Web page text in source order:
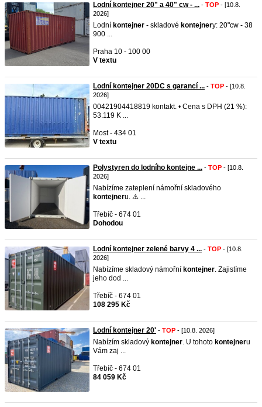
Lodní kontejner 20" a 40" cw - ... - TOP - [10.8.
2026]
Lodní kontejner - skladové kontejnery: 20"cw - 38
900 ...
Praha 10 - 100 00
V textu
Lodní kontejner 20DC s garancí ... - TOP - [10.8.
2026]
00421904418819 kontakt. • Cena s DPH (21 %):
53.119 K ...
Most - 434 01
V textu
Polystyren do lodního kontejne ... - TOP - [10.8.
2026]
Nabízíme zateplení námořní skladového
kontejneru. ⚠️ ...
Třebíč - 674 01
Dohodou
Lodní kontejner zelené barvy 4 ... - TOP - [10.8.
2026]
Nabízíme skladový námořní kontejner. Zajistíme
jeho dod ...
Třebíč - 674 01
108 295 Kč
Lodní kontejner 20' - TOP - [10.8. 2026]
Nabízím skladový kontejner. U tohoto kontejneru
Vám zaj ...
Třebíč - 674 01
84 059 Kč